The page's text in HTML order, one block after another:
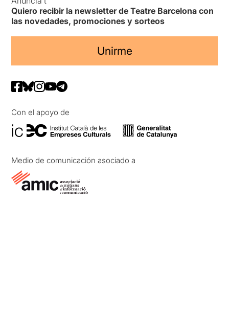
Quiero recibir la newsletter de Teatre Barcelona con
las novedades, promociones y sorteos
Unirme
Con el apoyo de
Medio de comunicación asociado a